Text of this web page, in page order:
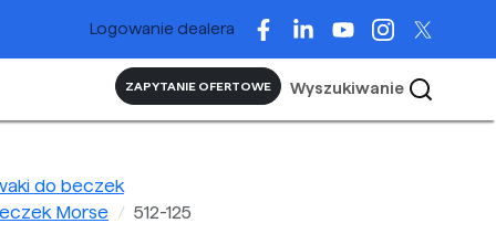
Logowanie dealera
ZAPYTANIE OFERTOWE Wyszukiwanie
do beczek
Morse
512-125